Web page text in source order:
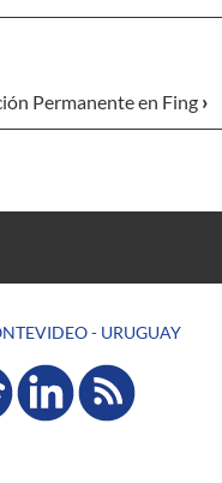
Permanente en Fing ›
- URUGUAY